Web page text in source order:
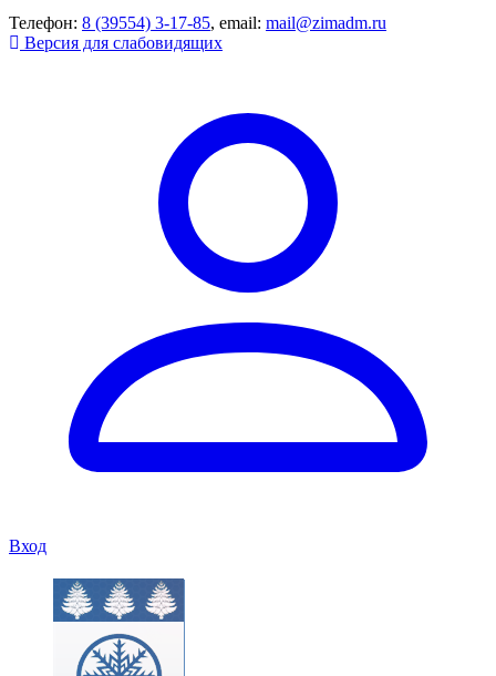
Телефон: 8 (39554) 3-17-85, email: mail@zimadm.ru
Версия для слабовидящих
Вход